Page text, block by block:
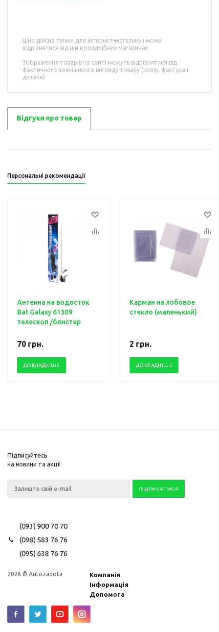
Ціна дійсна тільки для інтернет-магазину і може
відрізнятися від цін в роздрібних магазинах
Зображення товарів на сайті можуть відрізнятися від
фактичного зовнішнього вигляду товару (колір, фактура і
дизайн)
Відгуки про товар
Персональні рекомендації
Антенна на водосток
Bat Galaxy 61309
телескоп /блистер
70 грн.
ДОКЛАДНІШЕ
Карман на лобовое
стекло (маленький)
2 грн.
ДОКЛАДНІШЕ
Підписуйтесь
на новини та акції
(093) 900 70 70
(098) 583 76 76
(095) 638 76 76
2026 © Autozabota
Компанія
Інформація
Допомога